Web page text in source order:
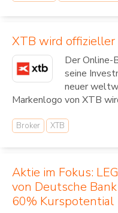
XTB wird
Der Online-
seine
neuer
Markenlogo von XTB
Broker XTB
Aktie im Fokus:
von Deutsche
60% Kurspotential